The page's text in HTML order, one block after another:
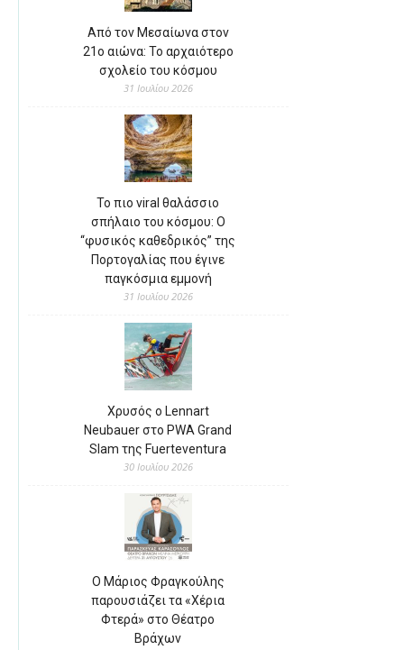
Από τον Μεσαίωνα στον
21ο αιώνα: Το αρχαιότερο
σχολείο του κόσμου
31 Ιουλίου 2026
Το πιο viral θαλάσσιο
σπήλαιο του κόσμου: Ο
“φυσικός καθεδρικός” της
Πορτογαλίας που έγινε
παγκόσμια εμμονή
31 Ιουλίου 2026
Χρυσός ο Lennart
Neubauer στο PWA Grand
Slam της Fuerteventura
30 Ιουλίου 2026
Ο Μάριος Φραγκούλης
παρουσιάζει τα «Χέρια
Φτερά» στο Θέατρο
Βράχων